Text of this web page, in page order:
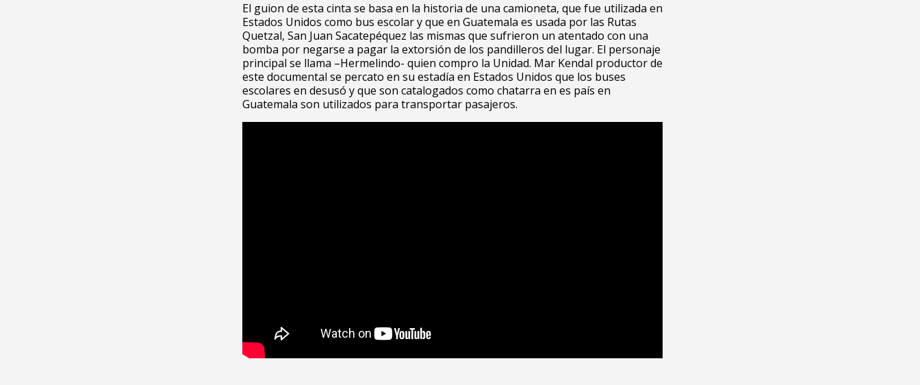
El guion de esta cinta se basa en la historia de una camioneta, que fue utilizada en
Estados Unidos como bus escolar y que en Guatemala es usada por las Rutas
Quetzal, San Juan Sacatepéquez las mismas que sufrieron un atentado con una
bomba por negarse a pagar la extorsión de los pandilleros del lugar. El personaje
principal se llama –Hermelindo- quien compro la Unidad. Mar Kendal productor de
este documental se percato en su estadía en Estados Unidos que los buses
escolares en desusó y que son catalogados como chatarra en es país en
Guatemala son utilizados para transportar pasajeros.